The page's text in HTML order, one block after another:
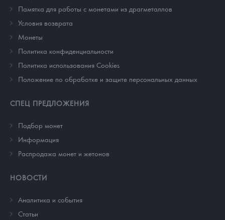
Памятка для работы с монетами из драгметаллов
Условия возврата
Монеты
Политика конфиденциальности
Политика использования Cookies
Положение по обработке и защите персональных данных
СПЕЦ ПРЕДЛОЖЕНИЯ
Подбор монет
Информация
Распродажа монет и жетонов
НОВОСТИ
Аналитика и события
Cтатьи